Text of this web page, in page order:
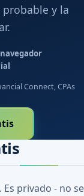
y la
Connect, CPAs
privado - no se